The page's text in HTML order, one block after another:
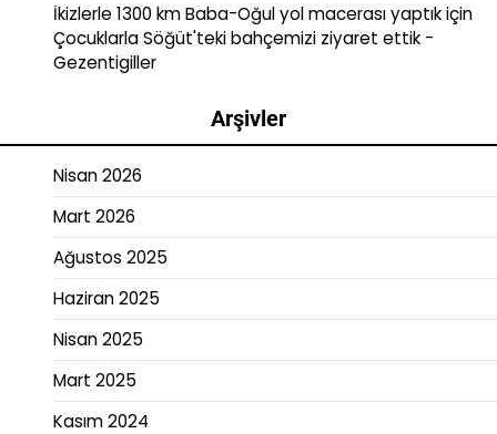
İkizlerle 1300 km Baba-Oğul yol macerası yaptıkiçin
Çocuklarla Söğüt'teki bahçemizi ziyaret ettik -
Gezentigiller
Arşivler
Nisan 2026
Mart 2026
Ağustos 2025
Haziran 2025
Nisan 2025
Mart 2025
Kasım 2024